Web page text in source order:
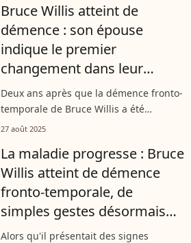
témoignage bouleversant, évoquant
la...
Bruce Willis atteint de
démence : son épouse
indique le premier
changement dans leur
quotidien qu'elle a dû faire
après le diagnostic
Deux ans après que la démence fronto-
temporale de Bruce Willis a été
diagnostiquée, sa femme sort
partage la vie de l'acteur depuis 2009 a
révélé...
27 août 2025
La maladie progresse : Bruce
Willis atteint de démence
fronto-temporale, de
simples gestes désormais
impossibles à réaliser
Alors qu'il présentait des signes